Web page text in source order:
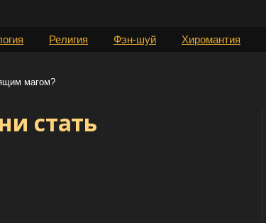
Религия Фэн-шуй Хиромантия
магом?
стать